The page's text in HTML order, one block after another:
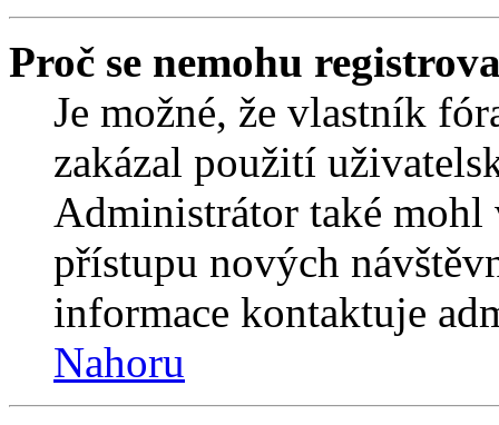
Proč se nemohu
Je možné, že vlastník
zakázal použití
Administrátor také mohl
přístupu nových
informace kontaktuje
Nahoru